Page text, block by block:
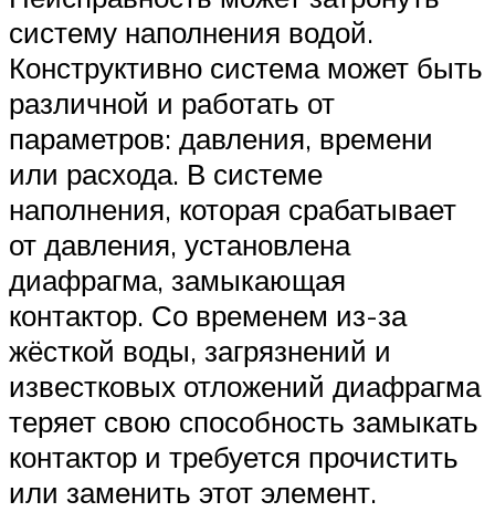
систему наполнения водой.
Конструктивно система может быть
различной и работать от
параметров: давления, времени
или расхода. В системе
наполнения, которая срабатывает
от давления, установлена
диафрагма, замыкающая
контактор. Со временем из-за
жёсткой воды, загрязнений и
известковых отложений диафрагма
теряет свою способность замыкать
контактор и требуется прочистить
или заменить этот элемент.